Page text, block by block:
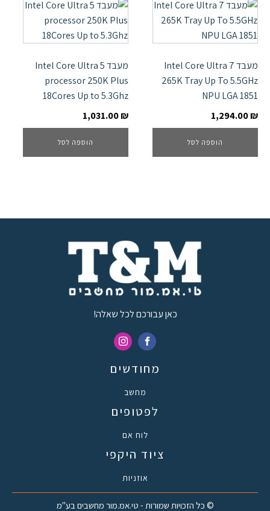
מעבד Intel Core Ultra 7
265K Tray Up To 5.5GHz
NPU LGA 1851
1,294.00₪
הוספה לסל
מעבד Intel Core Ultra 5
processor 250K Plus
18Cores Up to 5.3Ghz
1,031.00₪
הוספה לסל
כאן עבורכם לכל שאלה!
מחודשים
מחשב
לפטופים
לוח אם
ציוד היקפי
אוזניות
© כל הזכויות שמורות - טי.אמ.מור מחשבים בע"מ